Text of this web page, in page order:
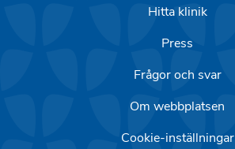
Hitta klinik
Press
Frågor och svar
Om webbplatsen
Cookie-inställningar